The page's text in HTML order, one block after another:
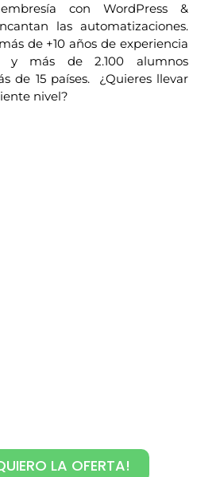
con WordPress &
las automatizaciones.
de +10 años de experiencia
y más de 2.100 alumnos
de 15 países. ¿Quieres llevar
nivel?
LA OFERTA!